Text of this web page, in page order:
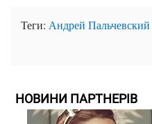
Теги: Андрей Пальчевский
НОВИНИ ПАРТНЕРІВ